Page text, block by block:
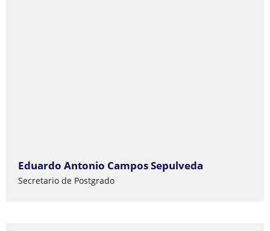
Eduardo Antonio Campos Sepulveda
Secretario de Postgrado